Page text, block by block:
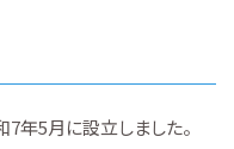
年5月に設立しました。